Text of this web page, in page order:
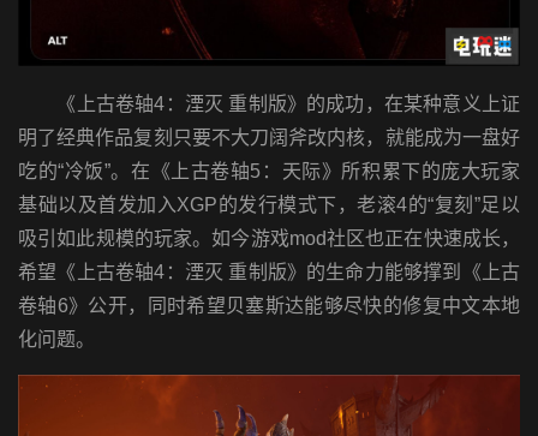
《上古卷轴4：湮灭 重制版》的成功，在某种意义上证
明了经典作品复刻只要不大刀阔斧改内核，就能成为一盘好
吃的“冷饭”。在《上古卷轴5：天际》所积累下的庞大玩家
基础以及首发加入XGP的发行模式下，老滚4的“复刻”足以
吸引如此规模的玩家。如今游戏mod社区也正在快速成长，
希望 《上古卷轴4：湮灭 重制版》的生命力能够撑到《上古
卷轴6》公开，同时希望贝塞斯达能够尽快的修复中文本地
化问题。